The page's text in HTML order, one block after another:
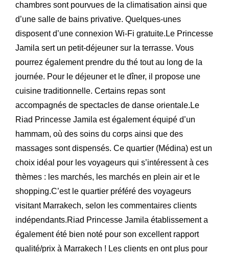
chambres sont pourvues de la climatisation ainsi que
d’une salle de bains privative. Quelques-unes
disposent d’une connexion Wi-Fi gratuite.Le Princesse
Jamila sert un petit-déjeuner sur la terrasse. Vous
pourrez également prendre du thé tout au long de la
journée. Pour le déjeuner et le dîner, il propose une
cuisine traditionnelle. Certains repas sont
accompagnés de spectacles de danse orientale.Le
Riad Princesse Jamila est également équipé d’un
hammam, où des soins du corps ainsi que des
massages sont dispensés. Ce quartier (Médina) est un
choix idéal pour les voyageurs qui s’intéressent à ces
thèmes : les marchés, les marchés en plein air et le
shopping.C’est le quartier préféré des voyageurs
visitant Marrakech, selon les commentaires clients
indépendants.Riad Princesse Jamila établissement a
également été bien noté pour son excellent rapport
qualité/prix à Marrakech ! Les clients en ont plus pour